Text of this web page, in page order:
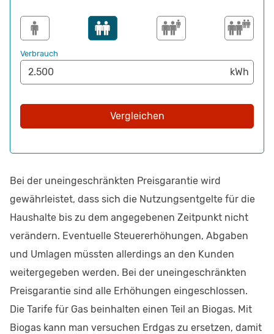
Verbrauch
Vergleichen
Bei der uneingeschränkten Preisgarantie wird
gewährleistet, dass sich die Nutzungsentgelte für die
Haushalte bis zu dem angegebenen Zeitpunkt nicht
verändern. Eventuelle Steuererhöhungen, Abgaben
und Umlagen müssten allerdings an den Kunden
weitergegeben werden. Bei der uneingeschränkten
Preisgarantie sind alle Erhöhungen eingeschlossen.
Die Tarife für Gas beinhalten einen Teil an Biogas. Mit
Biogas kann man versuchen Erdgas zu ersetzen, damit